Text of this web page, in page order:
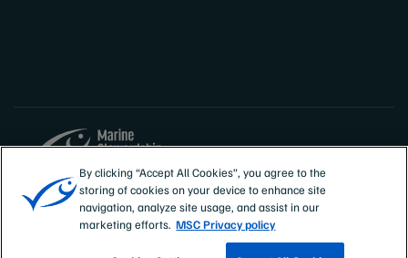
Sites
Nederland
By clicking “Accept All Cookies”, you agree to the
storing of cookies on your device to enhance site
navigation, analyze site usage, and assist in our
marketing efforts. MSC Privacy policy